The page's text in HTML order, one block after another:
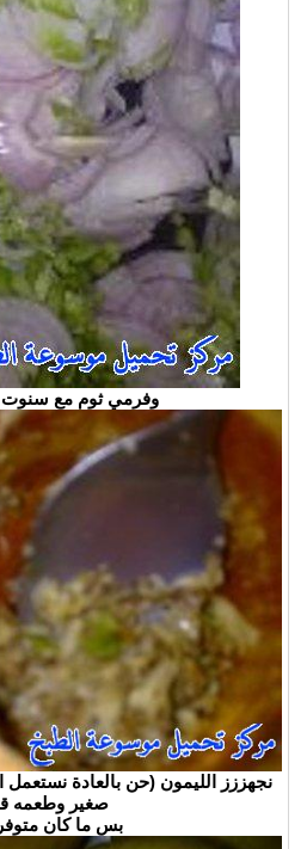
وفرمي ثوم مع سنوت
نجهززز الليمون (حن بالعادة
صغير وطعمه
بس ما كان